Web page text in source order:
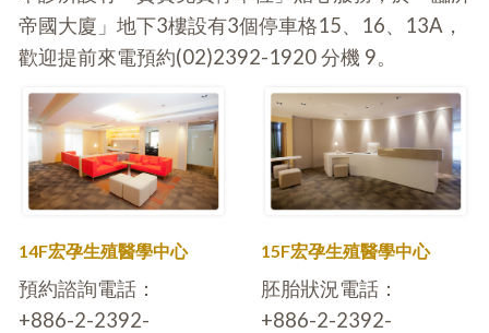
帝國大廈」地下3樓設有3個停車格15、16、13A，
歡迎提前來電預約(02)2392-1920 分機 9。
14F宏孕生殖醫學中心
預約諮詢電話：
+886-2-2392-
15F宏孕生殖醫學中心
胚胎狀況電話：
+886-2-2392-